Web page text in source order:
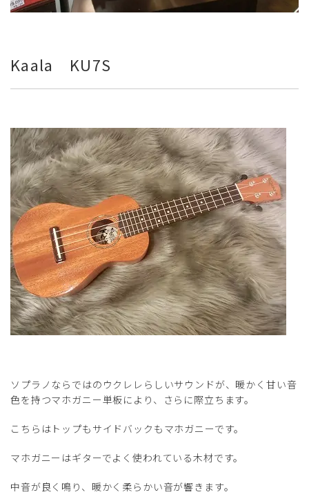
Kaala KU7S
ソプラノならではのウクレレらしいサウンドが、暖かく甘い音
色を持つマホガニー単板により、さらに際立ちます。
こちらはトップもサイドバックもマホガニーです。
マホガニーはギターでよく使われている木材です。
中音が良く鳴り、暖かく柔らかい音が響きます。